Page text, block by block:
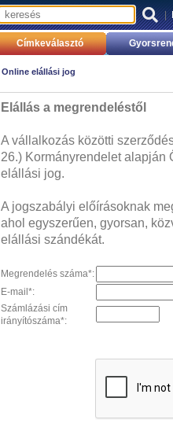
|
Címkeválasztó
Online elállási jog
Elállás a megrendeléstől
A vállalkozás közötti
26.) Kormányrendelet alapján
elállási jog.
A jogszabályi előírásoknak
ahol egyszerűen, gyorsan,
elállási szándékát.
Megrendelés száma*:
E-mail*:
Számlázási cím
irányítószáma*: